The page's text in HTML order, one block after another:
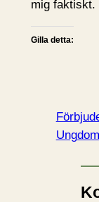
mig faktiskt.
Gilla detta: